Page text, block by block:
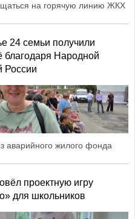
на горячую линию ЖКХ
24 семьи получили
благодаря Народной
России
аварийного жилого фонда
проектную игру
для школьников